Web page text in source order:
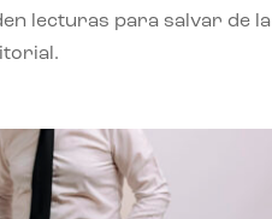
lecturas para salvar de la